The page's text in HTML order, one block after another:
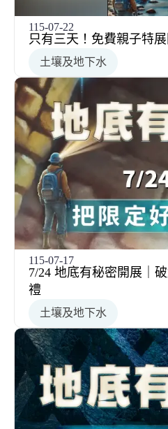
115-07-22
只有三天！免費親子特
土壤及地下水
115-07-17
7/24 地底有秘密開展｜
禮
土壤及地下水